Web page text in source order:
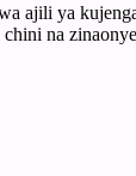
ajili ya
na